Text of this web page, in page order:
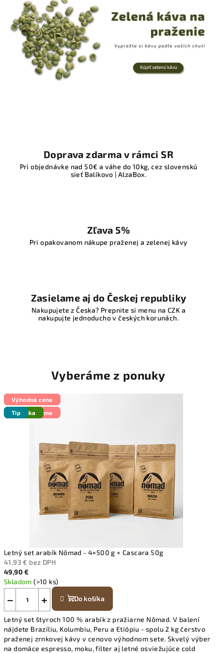
Doprava zdarma v rámci SR
Pri objednávke nad 50€ a váhe do 10kg, cez slovenskú
sieť Balíkovo | AlzaBox.
Zľava 5%
Pri opakovanom nákupe praženej a zelenej kávy
Zasielame aj do Českej republiky
Nakupujete z Česka? Prepnite si menu na CZK a
nakupujte jednoducho v českých korunách.
Vyberáme z ponuky
Tip
Výhodná cena
Letný set arabík Nômad - 4×500 g + Cascara 50g
41,93 € bez DPH
49,90 €
Skladom(>10 ks)
+
− Do košíka
Letný set štyroch 100 % arabík z pražiarne Nômad. V balení
nájdete Brazíliu, Kolumbiu, Peru a Etiópiu - spolu 2 kg čerstvo
praženej zrnkovej kávy v cenovo výhodnom sete. Skvelý výber
na domáce espresso, moku, filter aj letné osviežujúce cold
Akcia
Novinka
Výhodná cena
Novinka
Tip
Výhodná cena